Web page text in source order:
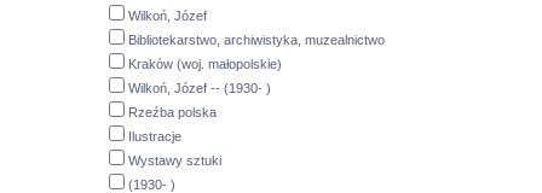
Wilkoń, Józef
Bibliotekarstwo, archiwistyka, muzealnictwo
Kraków (woj. małopolskie)
Wilkoń, Józef -- (1930- )
Rzeźba polska
Ilustracje
Wystawy sztuki
(1930- )